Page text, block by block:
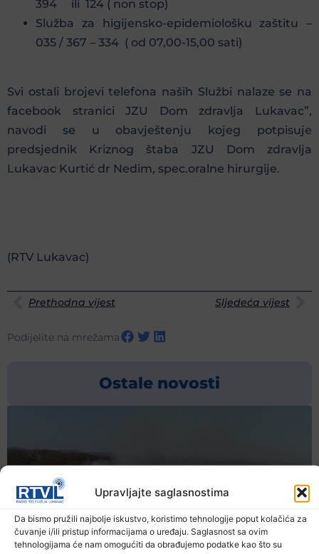
Upravljajte saglasnostima
Da bismo pružili najbolje iskustvo, koristimo tehnologije poput kolačića za
čuvanje i/ili pristup informacijama o uređaju. Saglasnost sa ovim
tehnologijama će nam omogućiti da obrađujemo podatke kao što su
394 ili 124 ( non stop)
Služba za higijensko-epidemiološku zaštitu –
035 / 367 – 334 ( od 07,00-15,00 sati)
Svi ostali brojevi telefona naših Službi nalaze se na
facebook stranici JZU Dom zdravlja Lukavac”,
navodi se u obavještenju kojeg potpisuje
predsjednik Kriznog štaba JZU Dom zdravlja
Lukavac Kurtić dr Nedim, spec.oralne hirurgije.
(RTV Lukavac)
Prethodna vijest Sljedeća vijest
Podijelite na mrežama
Ostale novosti